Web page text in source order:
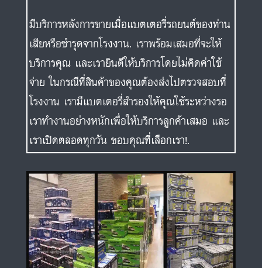
มีบริการหลังการขายเมื่อแบตเตอรี่รถยนต์ของท่าน
เสียหรือชำรุดจากโรงงาน. เราพร้อมเสมอที่จะให้
บริการคุณ และเรายินดีให้บริการโดยไม่คิดค่าใช้
จ่าย ในกรณีที่สินค้าของคุณต้องส่งไปตรวจสอบที่
โรงงาน เรามีแบตเตอรี่สำรองให้คุณใช้ระหว่างรอ
เราทำงานอย่างหนักเพื่อให้บริการลูกค้าเสมอ และ
เราเปิดตลอดทุกวัน ขอบคุณที่เลือกเรา!.